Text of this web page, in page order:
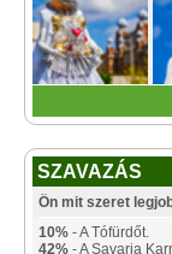
SZAVAZÁS
Ön mit szeret
10% - A Tófürdőt.
42% - A Savaria